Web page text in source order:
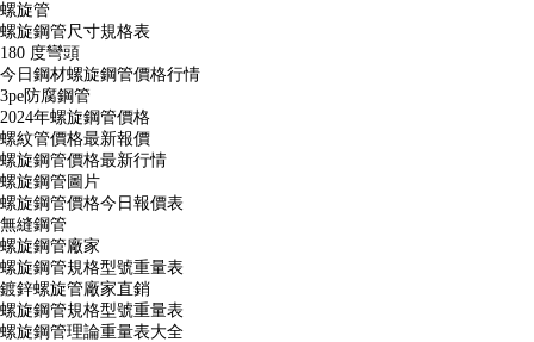
螺旋管
螺旋鋼管尺寸規格表
180 度彎頭
今日鋼材螺旋鋼管價格行情
3pe防腐鋼管
2024年螺旋鋼管價格
螺紋管價格最新報價
螺旋鋼管價格最新行情
螺旋鋼管圖片
螺旋鋼管價格今日報價表
無縫鋼管
螺旋鋼管廠家
螺旋鋼管規格型號重量表
鍍鋅螺旋管廠家直銷
螺旋鋼管規格型號重量表
螺旋鋼管理論重量表大全